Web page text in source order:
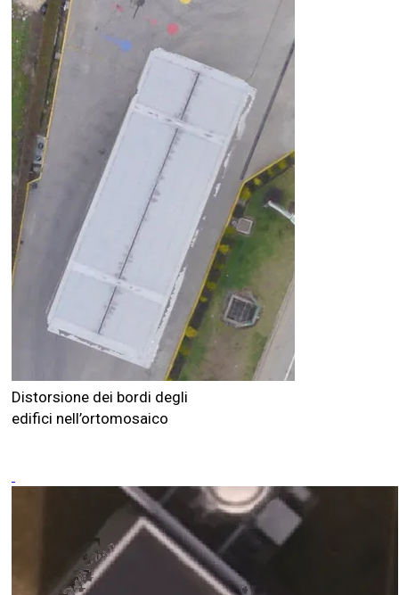
Distorsione dei bordi degli
edifici nell’ortomosaico